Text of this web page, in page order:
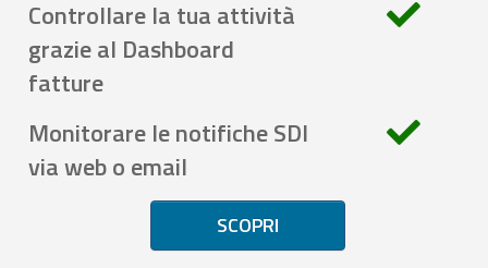
Controllare la tua attività
grazie al Dashboard
fatture
Monitorare le notifiche SDI
via web o email
SCOPRI